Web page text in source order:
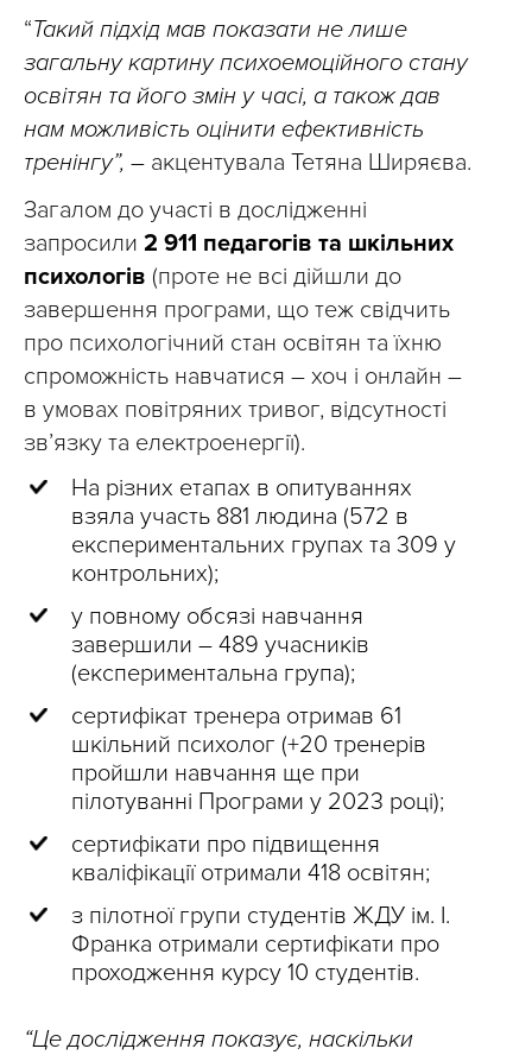
“Такий підхід мав показати не лише
загальну картину психоемоційного стану
освітян та його змін у часі, а також дав
нам можливість оцінити ефективність
тренінгу”, – акцентувала Тетяна Ширяєва.
Загалом до участі в дослідженні
запросили 2 911 педагогів та шкільних
психологів (проте не всі дійшли до
завершення програми, що теж свідчить
про психологічний стан освітян та їхню
спроможність навчатися – хоч і онлайн –
в умовах повітряних тривог, відсутності
зв’язку та електроенергії).
На різних етапах в опитуваннях
взяла участь 881 людина (572 в
експериментальних групах та 309 у
контрольних);
у повному обсязі навчання
завершили – 489 учасників
(експериментальна група);
сертифікат тренера отримав 61
шкільний психолог (+20 тренерів
пройшли навчання ще при
пілотуванні Програми у 2023 році);
сертифікати про підвищення
кваліфікації отримали 418 освітян;
з пілотної групи студентів ЖДУ ім. І.
Франка отримали сертифікати про
проходження курсу 10 студентів.
“Це дослідження показує, наскільки